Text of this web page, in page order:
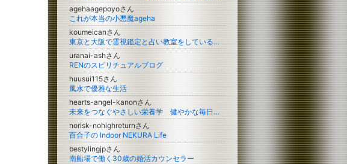
agehaagepoyoさん
これが本当の小悪魔ageha
koumeicanさん
東京と大阪で霊視鑑定と占い教室をしている光明の希望を見いだすブログ
uranai-ashさん
RENのスピリチュアルブログ
huusui115さん
風水で優雅な生活
hearts-angel-kanonさん
未来をつなぐやさしい栄養学 健やかな毎日を作る食の力
norisk-nohighreturnさん
百合子の Indoor NEKURA Life
bestylingjpさん
南船場で働く30歳の婚活カウンセラー